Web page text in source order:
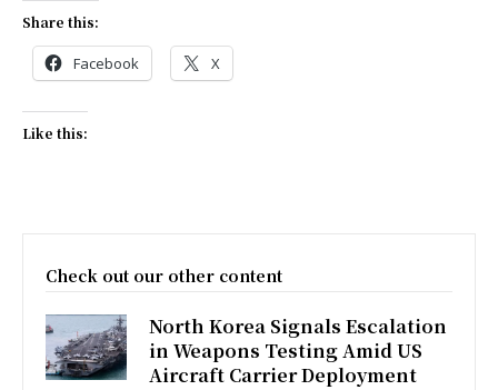
Share this:
Facebook X
Like this:
Check out our other content
North Korea Signals Escalation
in Weapons Testing Amid US
Aircraft Carrier Deployment